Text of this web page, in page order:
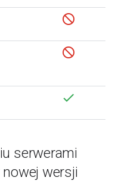
serwerami
wersji